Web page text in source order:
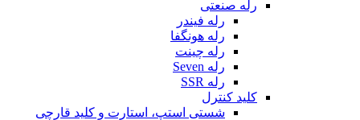
رله صنعتی
رله فیندر
رله هونگفا
رله چینت
رله Seven
رله SSR
کلید کنترل
شستی استپ، استارت و کلید قارچی